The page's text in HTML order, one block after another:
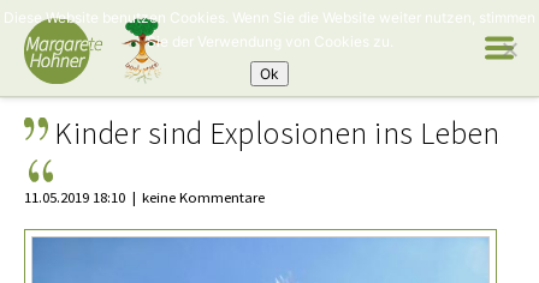
Kinder sind Explosionen ins Leben
11.05.2019 18:10 keine Kommentare
Diese Website benutzen Cookies. Wenn Sie die Website weiter nutzen, stimmen
Sie der Verwendung von Cookies zu.
Ok